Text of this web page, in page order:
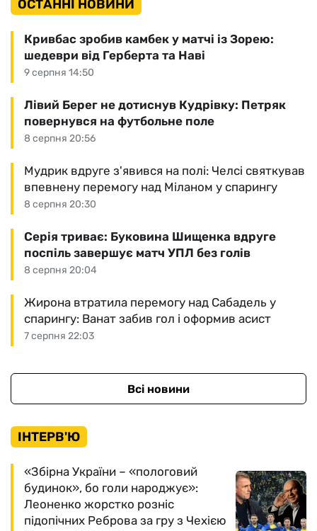
ОСТАННІ НОВИНИ
9 серпня 14:50
Кривбас зробив камбек у матчі із Зорею:
шедеври від Герберта та Наві
8 серпня 20:56
Лівий Берег не дотиснув Кудрівку: Петряк
повернувся на футбольне поле
8 серпня 20:30
Мудрик вдруге з'явився на полі: Челсі святкував
впевнену перемогу над Міланом у спарингу
8 серпня 20:04
Серія триває: Буковина Шищенка вдруге
поспіль завершує матч УПЛ без голів
7 серпня 22:03
Жирона втратила перемогу над Сабадель у
спарингу: Ванат забив гол і оформив асист
Всі новини
ІНТЕРВ'Ю
«Збірна України – «пологовий
будинок», бо голи народжує»:
Леоненко жорстко розніс
підопічних Реброва за гру з Чехією